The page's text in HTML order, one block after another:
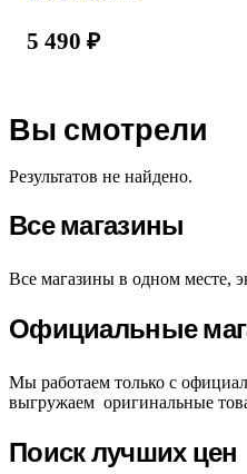
5 490 ₽
Вы смотрели
Результатов не найдено.
Все магазины
Все магазины в одном месте,
Официальные
Мы работаем только с
выгружаем оригинальные
Поиск лучших цен